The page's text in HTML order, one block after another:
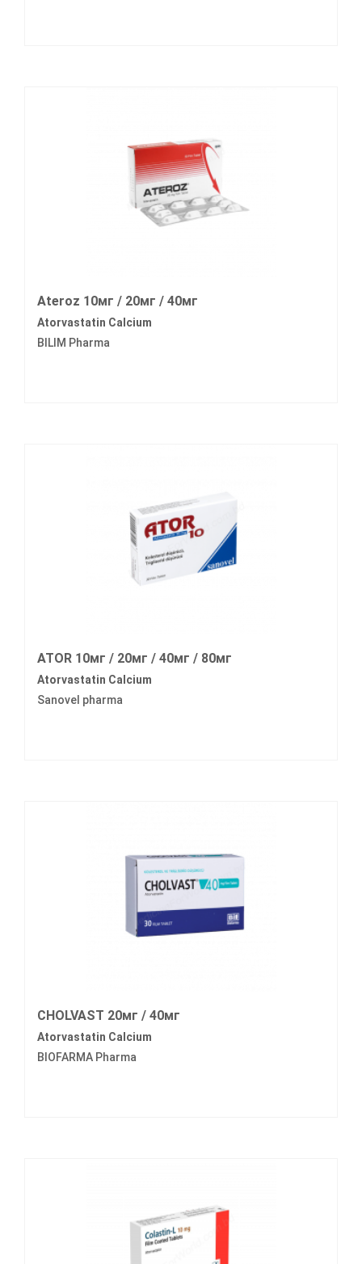
Ateroz 10мг / 20мг / 40мг
Atorvastatin Calcium
BILIM Pharma
ATOR 10мг / 20мг / 40мг / 80мг
Atorvastatin Calcium
Sanovel pharma
CHOLVAST 20мг / 40мг
Atorvastatin Calcium
BIOFARMA Pharma